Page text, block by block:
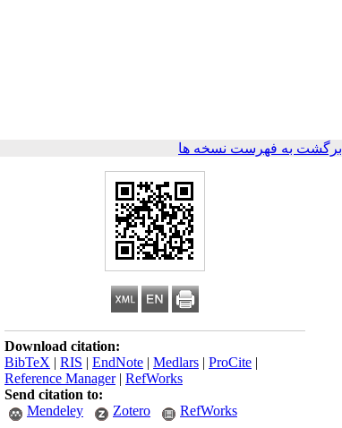
برگشت به فهرست نسخه ها
Download citation:
BibTeX | RIS | EndNote | Medlars | ProCite |
Reference Manager| RefWorks
Send citation to:
Mendeley
Zotero RefWorks